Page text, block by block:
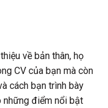
về bản thân, họ
CV của bạn mà còn
cách bạn trình bày
những điểm nổi bật